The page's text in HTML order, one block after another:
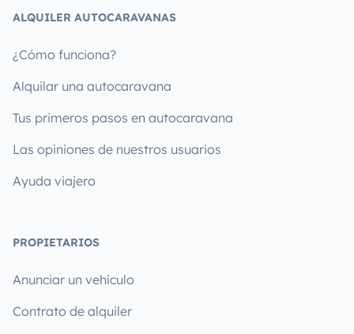
ALQUILER AUTOCARAVANAS
¿Cómo funciona?
Alquilar una autocaravana
Tus primeros pasos en autocaravana
Las opiniones de nuestros usuarios
Ayuda viajero
PROPIETARIOS
Anunciar un vehículo
Contrato de alquiler